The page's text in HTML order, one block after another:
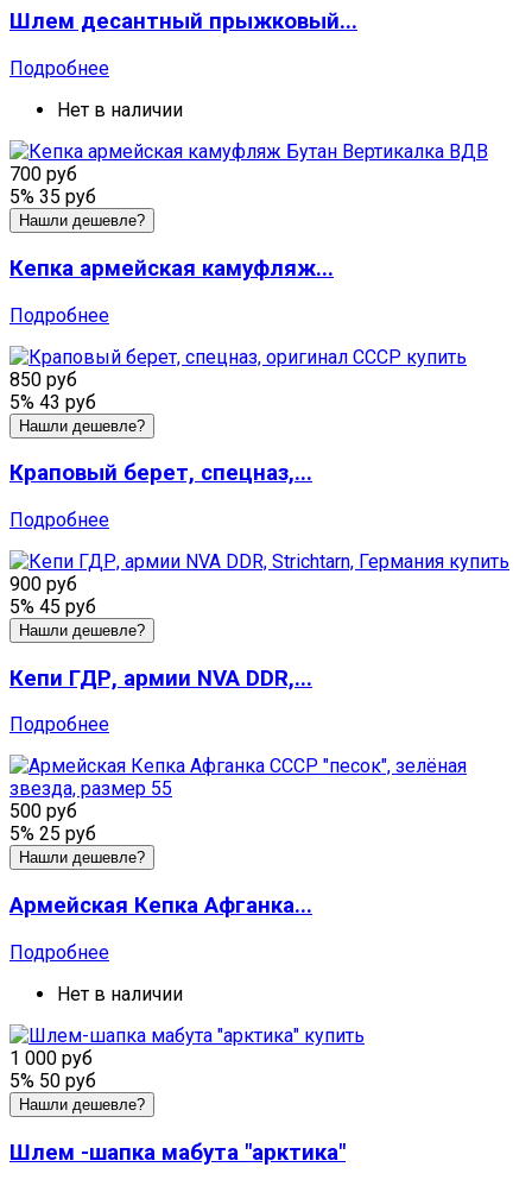
Шлем десантный прыжковый...
Подробнее
Нет в наличии
700 руб
5% 35 руб
Нашли дешевле?
Кепка армейская камуфляж...
Подробнее
850 руб
5% 43 руб
Нашли дешевле?
Краповый берет, спецназ,...
Подробнее
900 руб
5% 45 руб
Нашли дешевле?
Кепи ГДР, армии NVA DDR,...
Подробнее
500 руб
5% 25 руб
Нашли дешевле?
Армейская Кепка Афганка...
Подробнее
Нет в наличии
1 000 руб
5% 50 руб
Нашли дешевле?
Шлем -шапка мабута "арктика"